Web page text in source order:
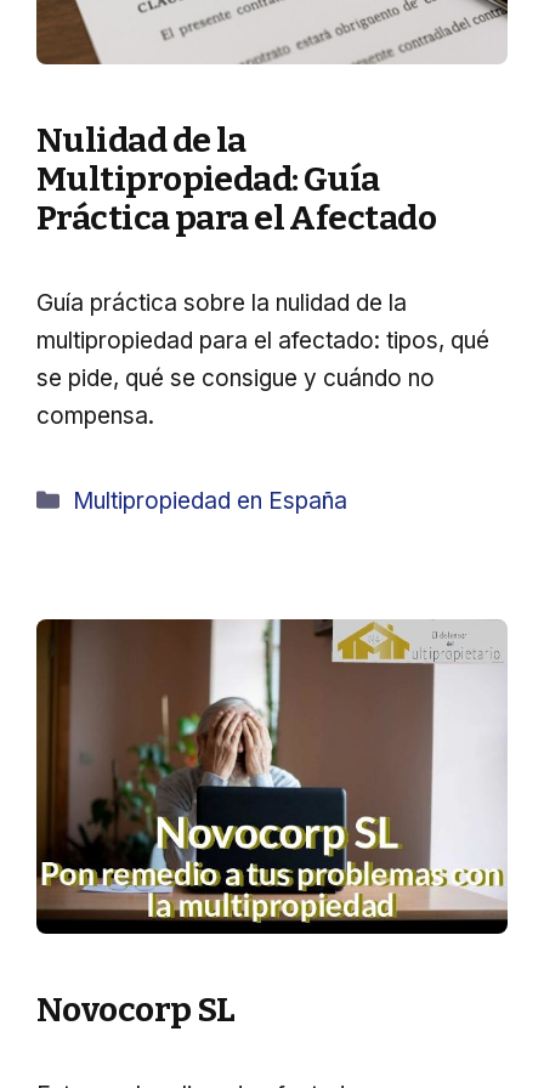
Nulidad de la
Multipropiedad: Guía
Práctica para el Afectado
Guía práctica sobre la nulidad de la
multipropiedad para el afectado: tipos, qué
se pide, qué se consigue y cuándo no
compensa.
Categorías
Multipropiedad en España
Novocorp SL